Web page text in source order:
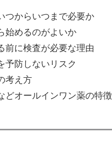
つからいつまで必要か
始めるのがよいか
前に検査が必要な理由
予防しないリスク
考え方
どオールインワン薬の特徴